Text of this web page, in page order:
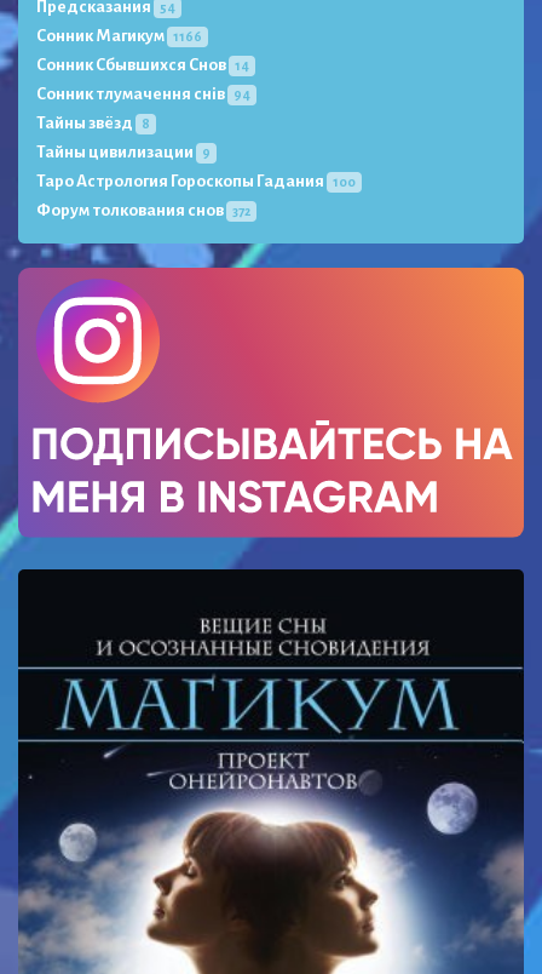
Предсказания 54
Сонник Магикум 1166
Сонник Сбывшихся Снов 14
Сонник тлумачення снів 94
Тайны звёзд 8
Тайны цивилизации 9
Таро Астрология Гороскопы Гадания 100
Форум толкования снов 372